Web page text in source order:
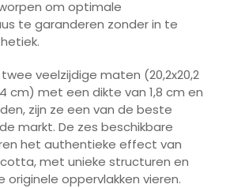
om optimale
te garanderen zonder in te
veelzijdige maten (20,2x20,2
cm) met een dikte van 1,8 cm en
zijn ze een van de beste
markt. De zes beschikbare
het authentieke effect van
met unieke structuren en
originele oppervlakken vieren.